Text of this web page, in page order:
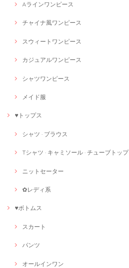
Aラインワンピース
チャイナ風ワンピース
スウィートワンピース
カジュアルワンピース
シャツワンピース
メイド服
♥トップス
シャツ · ブラウス
Tシャツ · キャミソール · チューブトップ
ニットセーター
✿レディ系
♥ボトムス
スカート
パンツ
オールインワン